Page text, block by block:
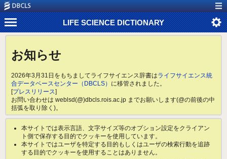
LIFE SCIENCE DICTIONARY
お知らせ
2026年3月31日をもちましてライフサイエンス辞書はライフサイエンス統
合データベースセンター（DBCLS） に移管されました。
[プレスリリース]
お問い合わせは weblsd(@)dbcls.rois.ac.jp までお願いします(@の前後の中
括弧を取り除く)。
本サイトでは表示言語、文字サイズ等のオプション設定をクライアン
ト側で保存する目的でクッキーを使用しています。
本サイトではユーザを特定する目的もしくはユーザの検索行動を追跡
する目的でクッキーを使用することはありません。